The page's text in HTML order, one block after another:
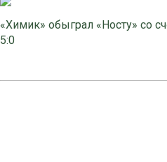
«Химик» обыграл «Носту» со
5:0